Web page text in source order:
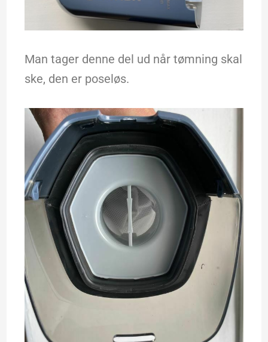
Man tager denne del ud når tømning skal
ske, den er poseløs.